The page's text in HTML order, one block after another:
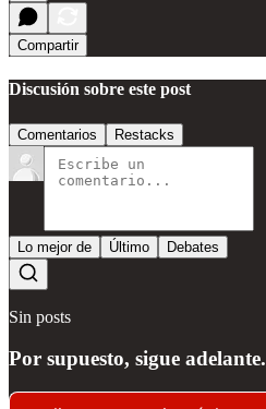
Compartir
Discusión sobre este post
Comentarios Restacks
Lo mejor de Último Debates
Sin posts
Por supuesto, sigue adelante.